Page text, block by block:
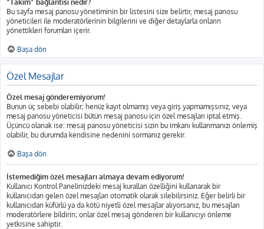
“Takım” bağlantısı nedir?
Bu sayfa mesaj panosu yönetiminin bir listesini size belirtir, mesaj panosu
yöneticileri ile moderatörlerinin bilgilerini ve diğer detaylarla onların
yönettikleri forumları içerir.
Başa dön
Özel Mesajlar
Özel mesaj gönderemiyorum!
Bunun üç sebebi olabilir; henüz kayıt olmamış veya giriş yapmamışsınız, veya
mesaj panosu yöneticisi bütün mesaj panosu için özel mesajları iptal etmiş.
Üçüncü olanak ise: mesaj panosu yöneticisi sizin bu imkanı kullanmanızı önlemiş
olabilir, bu durumda kendisine nedenini sormanız gerekir.
Başa dön
İstemediğim özel mesajları almaya devam ediyorum!
Kullanıcı Kontrol Panelinizdeki mesaj kuralları özelliğini kullanarak bir
kullanıcıdan gelen özel mesajları otomatik olarak silebilirsiniz. Eğer belirli bir
kullanıcıdan küfürlü ya da kötü niyetli özel mesajlar alıyorsanız, bu mesajları
moderatörlere bildirin; onlar özel mesaj gönderen bir kullanıcıyı önleme
yetkisine sahiptir.